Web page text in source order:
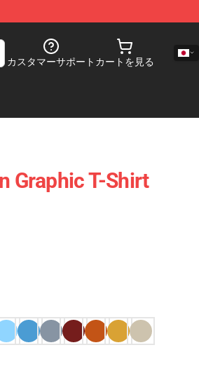
カスタマーサポート カートを見る
Graphic T-Shirt